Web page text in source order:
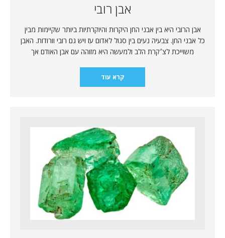
אבן רובי
אבן הרובי היא בין אבני החן היקרות והיוקרתיות ביותר שקיימות מבין
כל אבני החן. צבעיה נעים בין סגול לאדום עז ויש גם רובי וורודות. האבן
משוייכת לצ׳קרת הלב ולמעשה היא מזוהה עם אבן האודם אך
קרא עוד